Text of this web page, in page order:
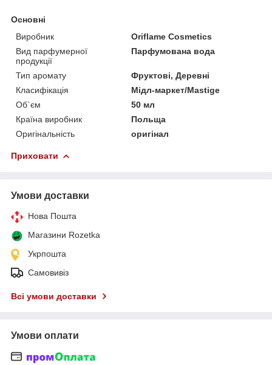
Основні
Виробник
Oriflame Cosmetics
Вид парфумерної
продукції
Парфумована вода
Тип аромату
Фруктові, Деревні
Класифікація
Мідл-маркет/Mastige
Об`єм
50 мл
Країна виробник
Польща
Оригінальність
оригінал
Приховати
Умови доставки
Нова Пошта
Магазини Rozetka
Укрпошта
Самовивіз
Всі умови доставки
Умови оплати